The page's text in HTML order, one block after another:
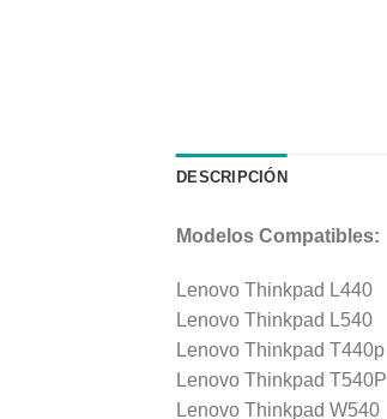
DESCRIPCIÓN
Modelos Compatibles:
Lenovo Thinkpad L440
Lenovo Thinkpad L540
Lenovo Thinkpad T440p
Lenovo Thinkpad T540P
Lenovo Thinkpad W540